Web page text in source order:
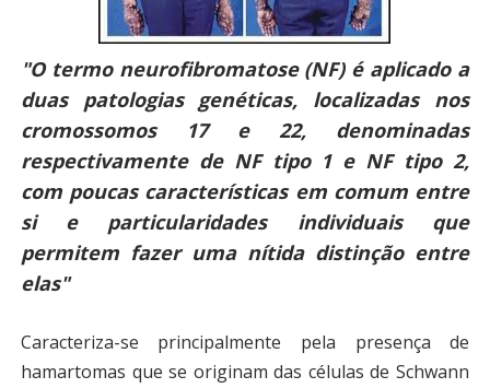
"O termo neurofibromatose (NF) é aplicado a
duas patologias genéticas, localizadas nos
cromossomos 17 e 22, denominadas
respectivamente de NF tipo 1 e NF tipo 2,
com poucas características em comum entre
si e particularidades individuais que
permitem fazer uma nítida distinção entre
elas"
Caracteriza-se principalmente pela presença de
hamartomas que se originam das células de Schwann